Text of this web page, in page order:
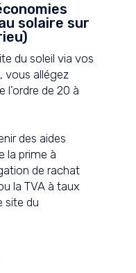
solaire sur
du soleil via vos
vous allégez
l’ordre de 20 à
des aides
la prime à
de rachat
la TVA à taux
site du